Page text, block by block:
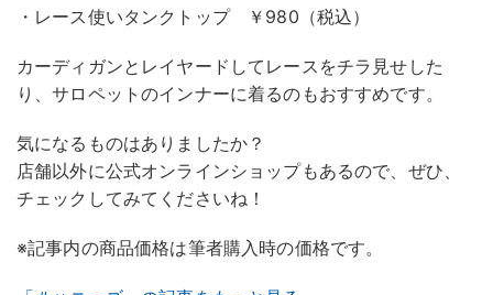
・レース使いタンクトップ ￥980（税込）
カーディガンとレイヤードしてレースをチラ見せした
り、サロペットのインナーに着るのもおすすめです。
気になるものはありましたか？
店舗以外に公式オンラインショップもあるので、ぜひ、
チェックしてみてくださいね！
※記事内の商品価格は筆者購入時の価格です。